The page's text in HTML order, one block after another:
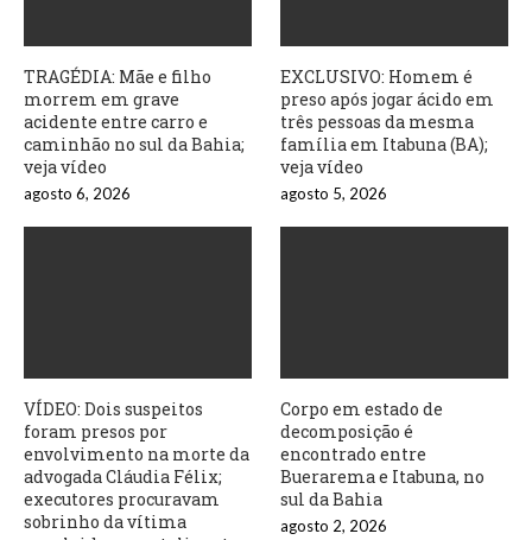
TRAGÉDIA: Mãe e filho
morrem em grave
acidente entre carro e
caminhão no sul da Bahia;
veja vídeo
agosto 6, 2026
EXCLUSIVO: Homem é
preso após jogar ácido em
três pessoas da mesma
família em Itabuna (BA);
veja vídeo
agosto 5, 2026
VÍDEO: Dois suspeitos
foram presos por
envolvimento na morte da
advogada Cláudia Félix;
executores procuravam
sobrinho da vítima
Corpo em estado de
decomposição é
encontrado entre
Buerarema e Itabuna, no
sul da Bahia
agosto 2, 2026